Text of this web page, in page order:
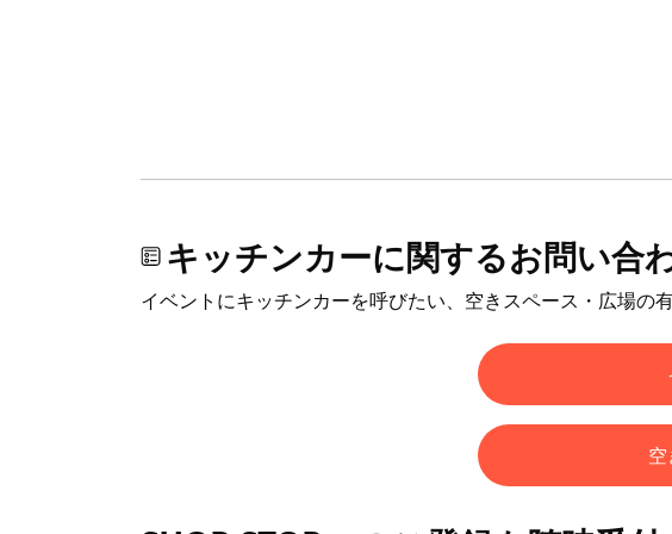
キッチンカーに関するお問い合
イベントにキッチンカーを呼びたい、空きスペース・広場の